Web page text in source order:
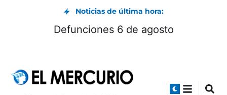
Noticias de última hora:
Defunciones 6 de agosto